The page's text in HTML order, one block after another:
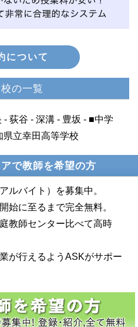
について
の一覧
荻谷 - 深溝 - 豊坂 - ■中学
県立幸田高等学校
で教師を希望の方
ルバイト）を募集中。
始に至るまで完全無料。
教師センター比べて高時
が行えるようASKがサポー